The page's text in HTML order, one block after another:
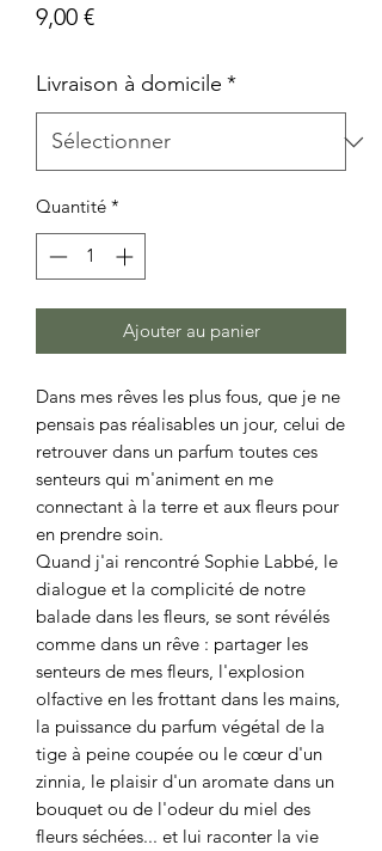
9,00 €Prix
Livraison à domicile *
Quantité *
Ajouter au panier
Dans mes rêves les plus fous, que je ne
pensais pas réalisables un jour, celui de
retrouver dans un parfum toutes ces
senteurs qui m'animent en me
connectant à la terre et aux fleurs pour
en prendre soin.
Quand j'ai rencontré Sophie Labbé, le
dialogue et la complicité de notre
balade dans les fleurs, se sont révélés
comme dans un rêve : partager les
senteurs de mes fleurs, l'explosion
olfactive en les frottant dans les mains,
la puissance du parfum végétal de la
tige à peine coupée ou le cœur d'un
zinnia, le plaisir d'un aromate dans un
bouquet ou de l'odeur du miel des
fleurs séchées... et lui raconter la vie